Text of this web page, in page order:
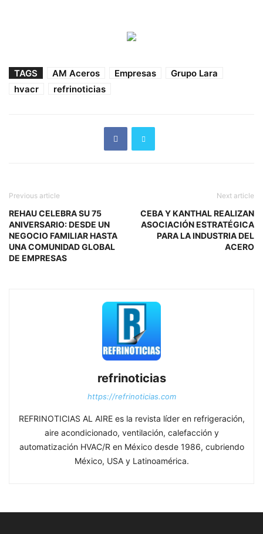
TAGS AM Aceros Empresas
Grupo Lara
hvacr
refrinoticias
Previous article
REHAU CELEBRA SU 75
ANIVERSARIO: DESDE UN
NEGOCIO FAMILIAR HASTA
UNA COMUNIDAD GLOBAL
DE EMPRESAS
Next article
CEBA Y KANTHAL REALIZAN
ASOCIACIÓN ESTRATÉGICA
PARA LA INDUSTRIA DEL
ACERO
refrinoticias
https://refrinoticias.com
REFRINOTICIAS AL AIRE es la revista líder en refrigeración,
aire acondicionado, ventilación, calefacción y
automatización HVAC/R en México desde 1986, cubriendo
México, USA y Latinoamérica.